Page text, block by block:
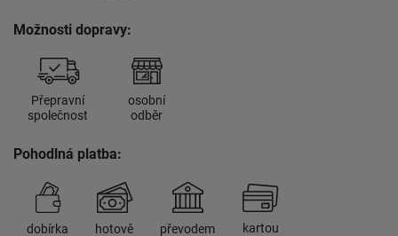
Možnosti dopravy:
Přepravní
společnost
osobní
odběr
Pohodlná platba:
dobírka hotově převodem kartou